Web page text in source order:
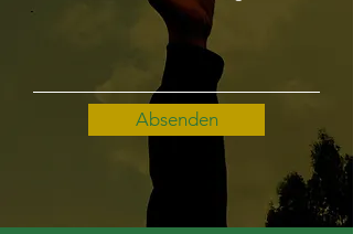
Absenden